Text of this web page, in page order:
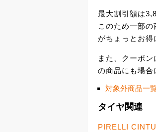
最大割引額は
このため一部
がちょっとお得
また、クーポ
の商品にも場合
対象外商品一
タイヤ関連
PIRELLI